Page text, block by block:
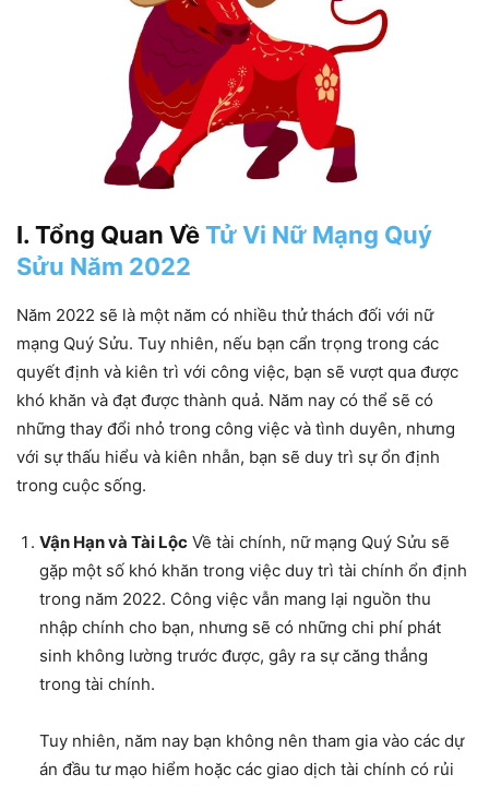
I. Tổng Quan VềTử Vi Nữ Mạng Quý
Sửu Năm 2022
Năm 2022 sẽ là một năm có nhiều thử thách đối với nữ
mạng Quý Sửu. Tuy nhiên, nếu bạn cẩn trọng trong các
quyết định và kiên trì với công việc, bạn sẽ vượt qua được
khó khăn và đạt được thành quả. Năm nay có thể sẽ có
những thay đổi nhỏ trong công việc và tình duyên, nhưng
với sự thấu hiểu và kiên nhẫn, bạn sẽ duy trì sự ổn định
trong cuộc sống.
Vận Hạn và Tài Lộc Về tài chính, nữ mạng Quý Sửu sẽ
gặp một số khó khăn trong việc duy trì tài chính ổn định
trong năm 2022. Công việc vẫn mang lại nguồn thu
nhập chính cho bạn, nhưng sẽ có những chi phí phát
sinh không lường trước được, gây ra sự căng thẳng
trong tài chính.
Tuy nhiên, năm nay bạn không nên tham gia vào các dự
án đầu tư mạo hiểm hoặc các giao dịch tài chính có rủi